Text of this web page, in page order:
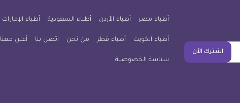
أطباء مصر أطباء الأردن أطباء السعودية أطباء الإمارات
أطباء الكويت أطباء قطر من نحن اتصل بنا أعلن معنا
سياسة الخصوصية
اشترك الآن